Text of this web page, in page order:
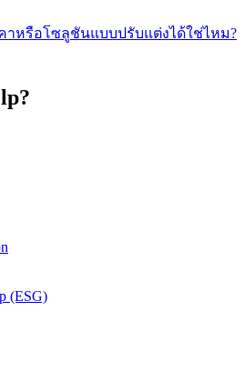
าหรือโซลูชันแบบปรับแต่งได้ใช่ไหม?
(ESG)